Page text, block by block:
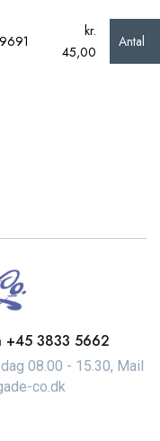
kr.
45,00
Antal
+45 3833 5662
08.00 - 15.30, Mail
co.dk